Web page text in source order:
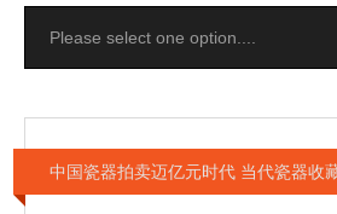
中国瓷器拍卖迈亿元时代 当代瓷器收